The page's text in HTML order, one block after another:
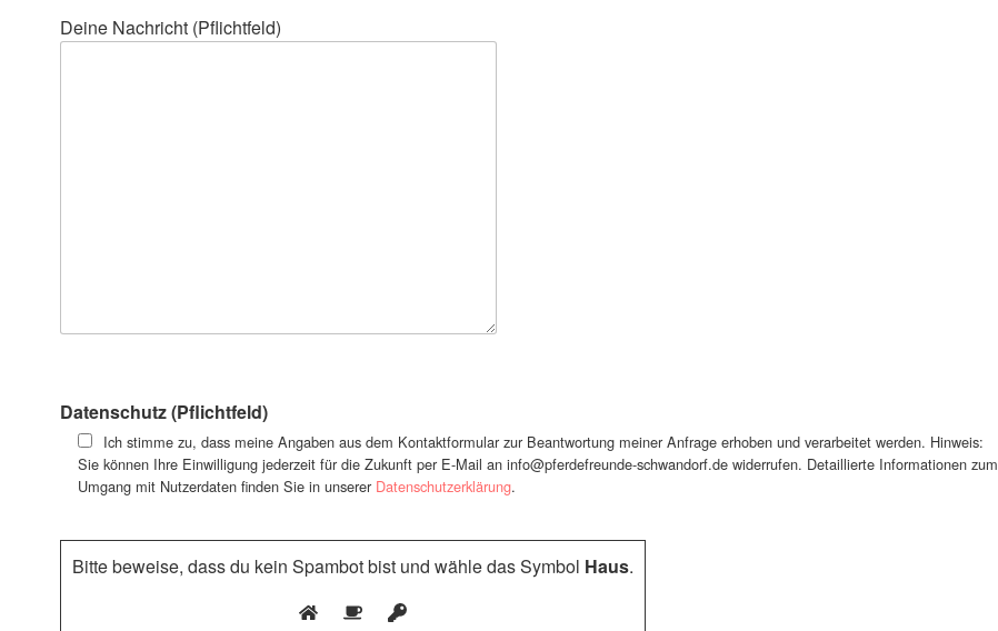
Deine Nachricht (Pflichtfeld)
Datenschutz (Pflichtfeld)
Ich stimme zu, dass meine Angaben aus dem Kontaktformular zur Beantwortung meiner Anfrage erhoben und verarbeitet werden. Hinweis:
Sie können Ihre Einwilligung jederzeit für die Zukunft per E-Mail an info@pferdefreunde-schwandorf.de widerrufen. Detaillierte Informationen zum
Umgang mit Nutzerdaten finden Sie in unserer Datenschutzerklärung.
Bitte beweise, dass du kein Spambot bist und wähle das Symbol Haus.